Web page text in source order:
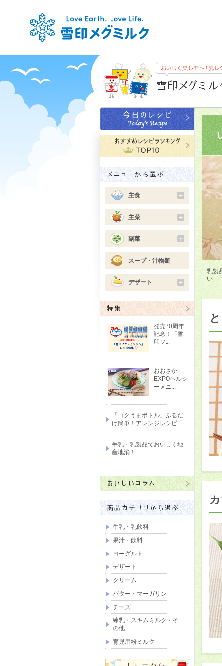
乳製
い
主食 ＋
主菜 ＋
副菜 ＋
スープ・汁物類
デザート ＋
発売70周年
記念！「雪
印ソ...
おおさか
EXPOヘルシ
ーメニ...
「ゴクうまボトル」ふるだ
け簡単！アレンジレシピ
牛乳・乳製品でおいしく地
産地消！
牛乳・乳飲料
果汁・飲料
ヨーグルト
デザート
クリーム
バター・マーガリン
チーズ
練乳・スキムミルク・そ
の他
育児用粉ミルク